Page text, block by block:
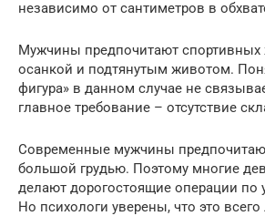
независимо от сантиметров в
Мужчины предпочитают
осанкой и подтянутым животом.
фигура» в данном случае не
главное требование – отсутствие
Современные мужчины
большой грудью. Поэтому многие
делают дорогостоящие операции по
Но психологи уверены, что это